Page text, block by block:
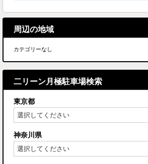
周辺の地域
カテゴリーなし
二リーン月極駐車場検索
東京都
神奈川県